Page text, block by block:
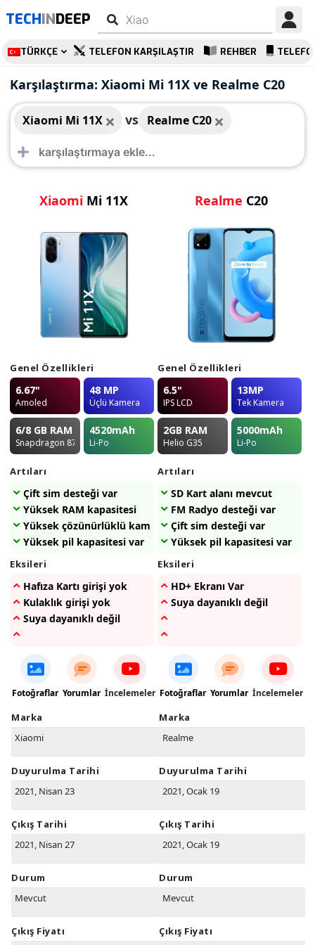
TECHINDEEP
TÜRKÇE TELEFON KARŞILAŞTIR REHBER
Karşılaştırma: Xiaomi Mi 11X ve Realme C20
Xiaomi Mi 11X vs Realme C20
Xiaomi Mi 11X
Xiaomi Mi 11X
Genel Özellikleri
6.67"
Amoled
48 MP
Üçlü Kamera
6/8 GB RAM
Snapdragon 870 5G
4520mAh
Li-Po
Artıları
Çift sim desteği var
Yüksek RAM kapasitesi
Yüksek çözünürlüklü kamerası var
Yüksek pil kapasitesi var
Eksileri
Hafıza Kartı girişi yok
Kulaklık girişi yok
Suya dayanıklı değil
Fotoğraflar Yorumlar İncelemeler
Marka
Xiaomi
Duyurulma Tarihi
2021, Nisan 23
Çıkış Tarihi
2021, Nisan 27
Durum
Mevcut
Çıkış Fiyatı
Realme C20
Realme C20
Genel Özellikleri
6.5"
IPS LCD
13MP
Tek Kamera
2GB RAM
Helio G35
5000mAh
Li-Po
Artıları
SD Kart alanı mevcut
FM Radyo desteği var
Çift sim desteği var
Yüksek pil kapasitesi var
Eksileri
HD+ Ekranı Var
Suya dayanıklı değil
Fotoğraflar Yorumlar İncelemeler
Marka
Realme
Duyurulma Tarihi
2021, Ocak 19
Çıkış Tarihi
2021, Ocak 19
Durum
Mevcut
Çıkış Fiyatı